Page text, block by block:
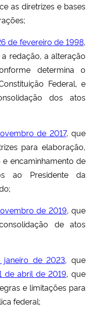
as diretrizes e bases
de fevereiro de 1998,
redação, a alteração
determina o
Federal, e
dos atos
de 2017, que
para elaboração,
encaminhamento de
ao Presidente da
de 2019, que
de atos
janeiro de 2023, que
de abril de 2019, que
e limitações para
federal;